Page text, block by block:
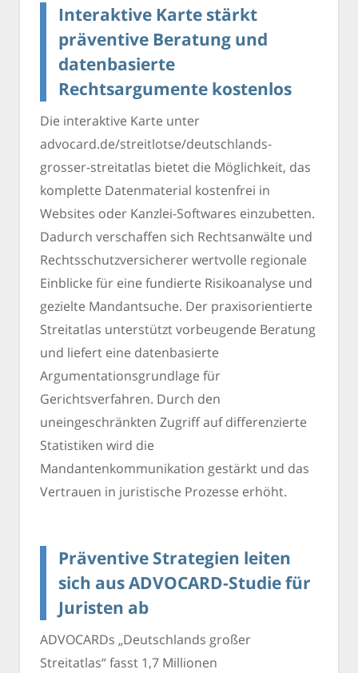
Interaktive Karte stärkt
präventive Beratung und
datenbasierte
Rechtsargumente kostenlos
Die interaktive Karte unter
advocard.de/streitlotse/deutschlands-
grosser-streitatlas bietet die Möglichkeit, das
komplette Datenmaterial kostenfrei in
Websites oder Kanzlei-Softwares einzubetten.
Dadurch verschaffen sich Rechtsanwälte und
Rechtsschutzversicherer wertvolle regionale
Einblicke für eine fundierte Risikoanalyse und
gezielte Mandantsuche. Der praxisorientierte
Streitatlas unterstützt vorbeugende Beratung
und liefert eine datenbasierte
Argumentationsgrundlage für
Gerichtsverfahren. Durch den
uneingeschränkten Zugriff auf differenzierte
Statistiken wird die
Mandantenkommunikation gestärkt und das
Vertrauen in juristische Prozesse erhöht.
Präventive Strategien leiten
sich aus ADVOCARD-Studie für
Juristen ab
ADVOCARDs „Deutschlands großer
Streitatlas“ fasst 1,7 Millionen